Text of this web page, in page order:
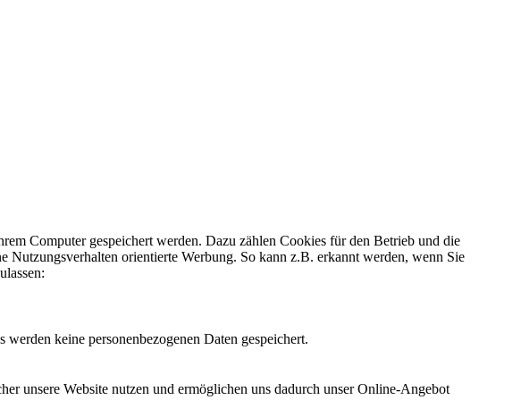
Computer gespeichert werden. Dazu zählen Cookies für den Betrieb und die
orientierte Werbung. So kann z.B. erkannt werden, wenn Sie
keine personenbezogenen Daten gespeichert.
unsere Website nutzen und ermöglichen uns dadurch unser Online-Angebot